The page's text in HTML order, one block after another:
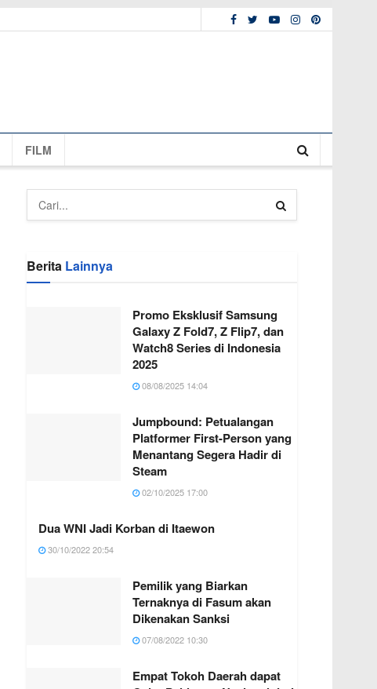
FILM
Berita Lainnya
Promo Eksklusif Samsung
Galaxy Z Fold7, Z Flip7, dan
Watch8 Series di Indonesia
2025
08/08/2025 14:04
Jumpbound: Petualangan
Platformer First-Person yang
Menantang Segera Hadir di
Steam
02/10/2025 17:00
Dua WNI Jadi Korban di Itaewon
30/10/2022 20:54
Pemilik yang Biarkan
Ternaknya di Fasum akan
Dikenakan Sanksi
07/08/2022 10:30
Empat Tokoh Daerah dapat